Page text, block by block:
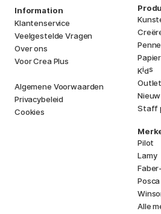
Information
Klantenservice
Veelgestelde Vragen
Over ons
Voor Crea Plus
Algemene Voorwaarden
Privacybeleid
Cookies
Kids
Outlet
Nieuw
Staff
Pilot
Lamy
Posca
Alle